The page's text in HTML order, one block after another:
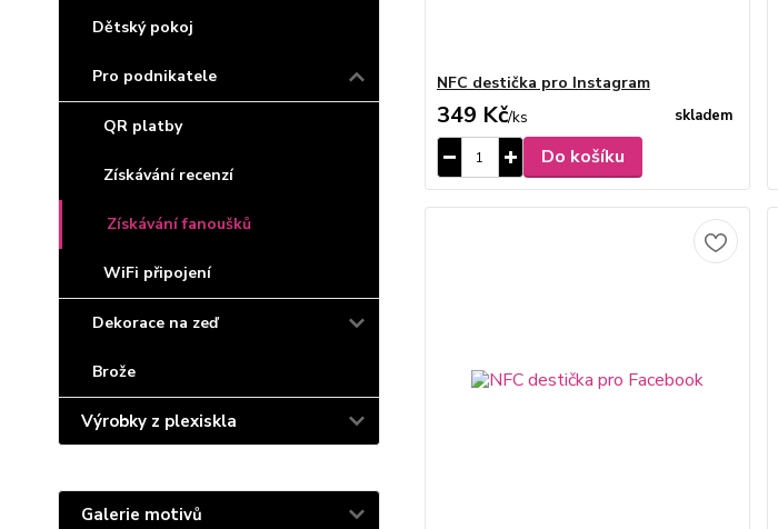
Dětský pokoj
Pro podnikatele
QR platby
Získávání recenzí
Získávání fanoušků
WiFi připojení
Dekorace na zeď
Brože
Výrobky z plexiskla
Galerie motivů
NFC destička pro Instagram
349 Kč/ks skladem
Do košíku